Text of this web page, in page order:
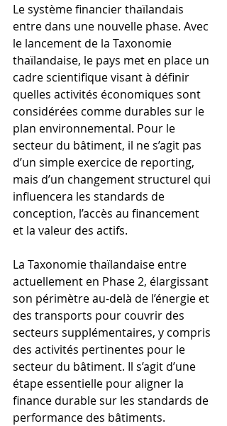
Le système financier thaïlandais
entre dans une nouvelle phase. Avec
le lancement de la Taxonomie
thaïlandaise, le pays met en place un
cadre scientifique visant à définir
quelles activités économiques sont
considérées comme durables sur le
plan environnemental. Pour le
secteur du bâtiment, il ne s’agit pas
d’un simple exercice de reporting,
mais d’un changement structurel qui
influencera les standards de
conception, l’accès au financement
et la valeur des actifs.
La Taxonomie thaïlandaise entre
actuellement en Phase 2, élargissant
son périmètre au-delà de l’énergie et
des transports pour couvrir des
secteurs supplémentaires, y compris
des activités pertinentes pour le
secteur du bâtiment. Il s’agit d’une
étape essentielle pour aligner la
finance durable sur les standards de
performance des bâtiments.